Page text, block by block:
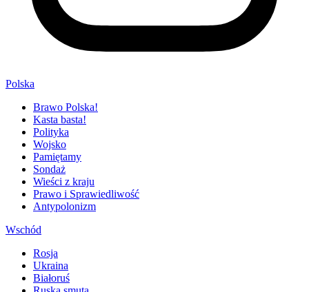
Polska
Brawo Polska!
Kasta basta!
Polityka
Wojsko
Pamiętamy
Sondaż
Wieści z kraju
Prawo i Sprawiedliwość
Antypolonizm
Wschód
Rosja
Ukraina
Białoruś